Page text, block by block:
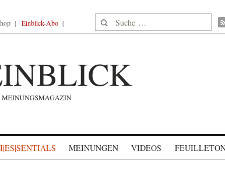
Einblick-Abo Suche nach:
MEINUNGEN VIDEOS